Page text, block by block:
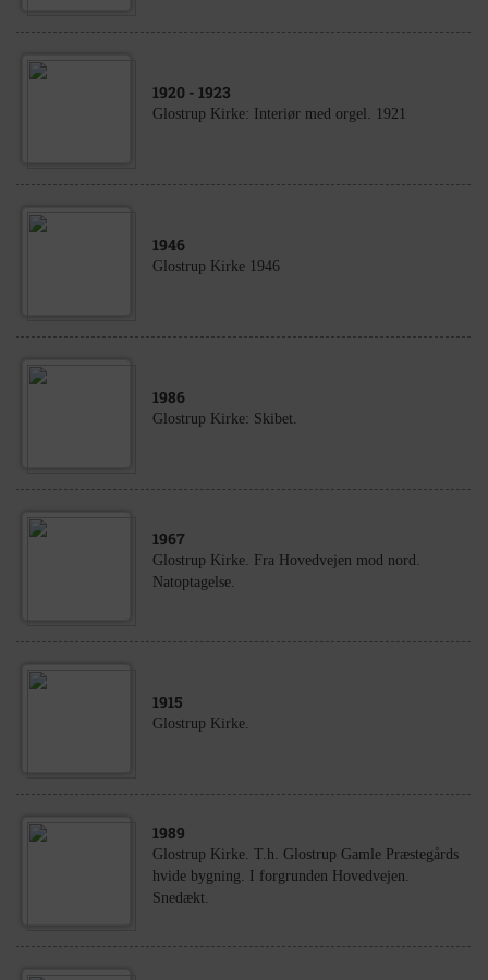
1920 - 1923
Glostrup Kirke: Interiør med orgel. 1921
1946
Glostrup Kirke 1946
1986
Glostrup Kirke: Skibet.
1967
Glostrup Kirke. Fra Hovedvejen mod nord.
Natoptagelse.
1915
Glostrup Kirke.
1989
Glostrup Kirke. T.h. Glostrup Gamle Præstegårds
hvide bygning. I forgrunden Hovedvejen.
Snedækt.